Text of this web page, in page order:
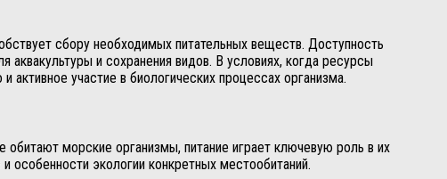
сбору необходимых питательных веществ. Доступность
и сохранения видов. В условиях, когда ресурсы
участие в биологических процессах организма.
морские организмы, питание играет ключевую роль в их
особенности экологии конкретных местообитаний.